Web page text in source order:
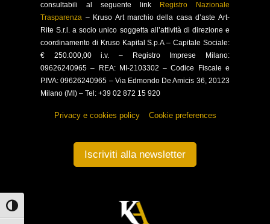
Attiva/disattiva alto contrasto
consultabili al seguente link
Registro Nazionale
Trasparenza – Kruso Art marchio della casa d’aste Art-
Rite S.r.l. a socio unico soggetta all’attività di direzione e
coordinamento di Kruso Kapital S.p.A – Capitale Sociale:
€ 250.000,00 i.v. – Registro Imprese Milano:
09626240965 –
REA: MI-2103302 – Codice Fiscale e
P.IVA: 09626240965 – Via Edmondo De Amicis 36, 20123
Milano (MI) – Tel: +39 02 872 15 920
Privacy e cookies policy– Cookie preferences
Iscriviti alla newsletter